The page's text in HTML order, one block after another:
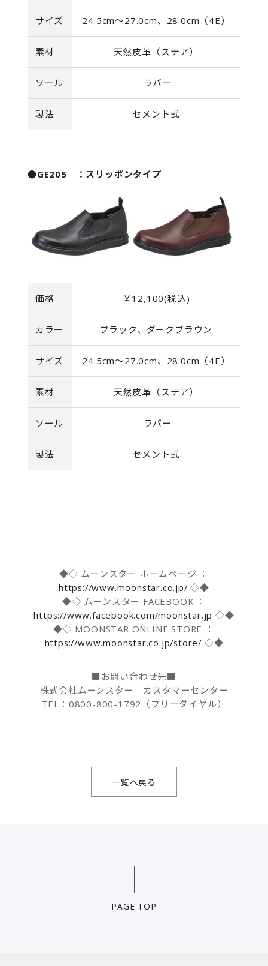
サイズ 24.5cm～27.0cm、28.0cm（4E）
素材 天然皮革（ステア）
ソール ラバー
製法 セメント式
●GE205 ：スリッポンタイプ
価格 ￥12,100(税込)
カラー ブラック、ダークブラウン
サイズ 24.5cm～27.0cm、28.0cm（4E）
素材 天然皮革（ステア）
ソール ラバー
製法 セメント式
◆◇ ムーンスター ホームページ ：
https://www.moonstar.co.jp/◇◆
◆◇ ムーンスター FACEBOOK ：
https://www.facebook.com/moonstar.jp ◇◆
◆◇ MOONSTAR ONLINE STORE ：
https://www.moonstar.co.jp/store/ ◇◆
■お問い合わせ先■
株式会社ムーンスター カスタマーセンター
TEL：0800-800-1792（フリーダイヤル）
一覧へ戻る
PAGE TOP